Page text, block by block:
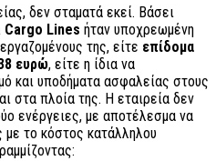
δεν σταματά εκεί. Βάσει
Cargo Lines ήταν υποχρεωμένη
της, είτε επίδομα
ευρώ, είτε η ίδια να
και υποδήματα ασφαλείας στους
στα πλοία της. Η εταιρεία δεν
ενέργειες, με αποτέλεσμα να
με το κόστος κατάλληλου